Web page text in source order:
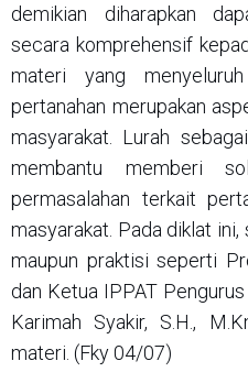
demikian diharapkan
secara komprehensif
materi yang
pertanahan merupakan
masyarakat. Lurah
membantu memberi
permasalahan terkait
masyarakat. Pada diklat
maupun praktisi seperti
dan Ketua IPPAT
Karimah Syakir, S.H.,
materi. (Fky 04/07)